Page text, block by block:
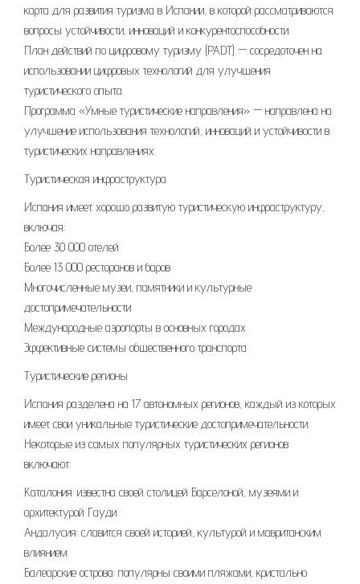
карта для развития туризма в Испании, в которой рассматриваются
вопросы устойчивости, инноваций и конкурентоспособности.
План действий по цифровому туризму (PADT) — сосредоточен на
использовании цифровых технологий для улучшения
туристического опыта.
Программа «Умные туристические направления» — направлена на
улучшение использования технологий, инноваций и устойчивости в
туристических направлениях.
Туристическая инфраструктура
Испания имеет хорошо развитую туристическую инфраструктуру,
включая:
Более 30 000 отелей
Более 13 000 ресторанов и баров
Многочисленные музеи, памятники и культурные
достопримечательности
Международные аэропорты в основных городах
Эффективные системы общественного транспорта
Туристические регионы
Испания разделена на 17 автономных регионов, каждый из которых
имеет свои уникальные туристические достопримечательности.
Некоторые из самых популярных туристических регионов
включают:
Каталония: известна своей столицей Барселоной, музеями и
архитектурой Гауди.
Андалусия: славится своей историей, культурой и мавританским
влиянием.
Балеарские острова: популярны своими пляжами, кристально